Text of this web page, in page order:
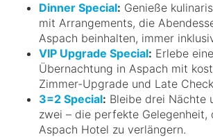
Dinner Special: Genieße
mit Arrangements, die
Aspach beinhalten, immer
VIP Upgrade Special: Erlebe
Übernachtung in Aspach mit
Zimmer-Upgrade und Late
3=2 Special: Bleibe drei Nächte
zwei – die perfekte Gelegenheit,
Aspach Hotel zu verlängern.